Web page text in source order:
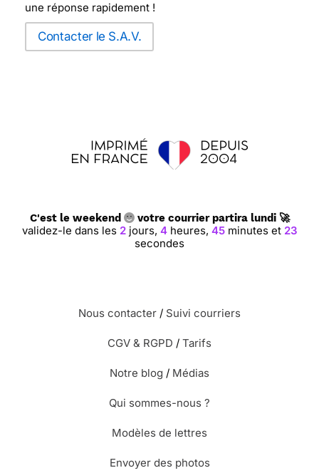
une réponse rapidement !
Contacter le S.A.V.
C'est le weekend votre courrier partira lundi 🚀
validez-le dans les 2 jours, 4 heures, 45 minutes et 22
secondes
Nous contacter / Suivi courriers
CGV & RGPD / Tarifs
Notre blog / Médias
Qui sommes-nous ?
Modèles de lettres
Envoyer des photos